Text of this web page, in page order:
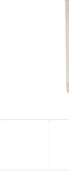
(18OZ /